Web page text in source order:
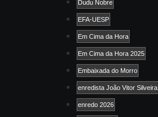
Dudu Nobre
EFA-UESP
Em Cima da Hora
Em Cima da Hora 2025
Embaixada do Morro
enredista João Vitor Silveira
enredo 2026